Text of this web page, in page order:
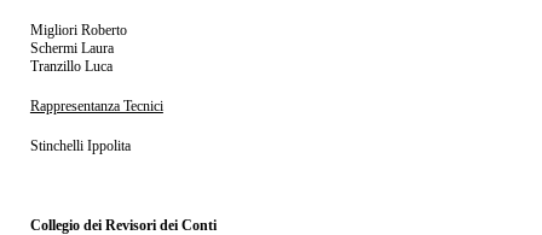
Migliori Roberto
Schermi Laura
Tranzillo Luca
Rappresentanza Tecnici
Stinchelli Ippolita
Collegio dei Revisori dei Conti